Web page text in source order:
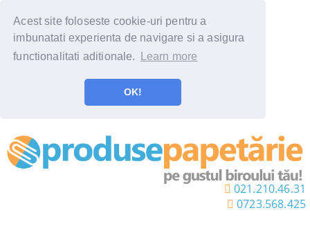
Acest site foloseste cookie-uri pentru a
imbunatati experienta de navigare si a asigura
functionalitati aditionale.
Learn more
OK!
021.210.46.31
0723.568.425